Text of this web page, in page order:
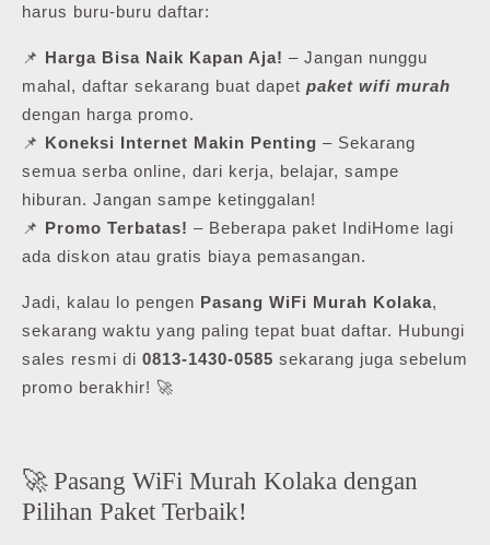
harus buru-buru daftar:
📌 Harga Bisa Naik Kapan Aja! – Jangan nunggu
mahal, daftar sekarang buat dapet paket wifi murah
dengan harga promo.
📌 Koneksi Internet Makin Penting – Sekarang
semua serba online, dari kerja, belajar, sampe
hiburan. Jangan sampe ketinggalan!
📌 Promo Terbatas! – Beberapa paket IndiHome lagi
ada diskon atau gratis biaya pemasangan.
Jadi, kalau lo pengen Pasang WiFi Murah Kolaka,
sekarang waktu yang paling tepat buat daftar. Hubungi
sales resmi di 0813-1430-0585 sekarang juga sebelum
promo berakhir! 🚀
🚀 Pasang WiFi Murah Kolaka dengan
Pilihan Paket Terbaik!